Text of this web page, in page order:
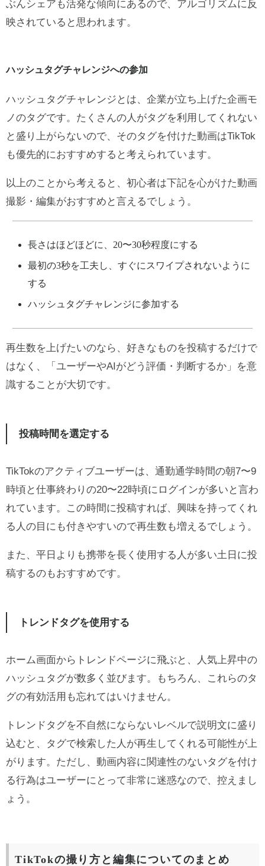
ぶんシェアも活発な傾向にあるので、アルゴリズムに反
映されていると思われます。
ハッシュタグチャレンジへの参加
ハッシュタグチャレンジとは、企業が立ち上げた企画モ
ノのタグです。たくさんの人がタグを利用してくれない
と盛り上がらないので、そのタグを付けた動画はTikTok
も優先的におすすめすると考えられています。
以上のことから考えると、初心者は下記を心がけた動画
撮影・編集がおすすめと言えるでしょう。
長さはほどほどに、20〜30秒程度にする
最初の3秒を工夫し、すぐにスワイプされないように
する
ハッシュタグチャレンジに参加する
再生数を上げたいのなら、好きなものを投稿するだけで
はなく、「ユーザーやAIがどう評価・判断するか」を意
識することが大切です。
投稿時間を選定する
TikTokのアクティブユーザーは、通勤通学時間の朝7〜9
時頃と仕事終わりの20〜22時頃にログインが多いと言わ
れています。この時間に投稿すれば、興味を持ってくれ
る人の目にも付きやすいので再生数も増えるでしょう。
また、平日よりも携帯を長く使用する人が多い土日に投
稿するのもおすすめです。
トレンドタグを使用する
ホーム画面からトレンドページに飛ぶと、人気上昇中の
ハッシュタグが数多く並びます。もちろん、これらのタ
グの有効活用も忘れてはいけません。
トレンドタグを不自然にならないレベルで説明文に盛り
込むと、タグで検索した人が再生してくれる可能性が上
がります。ただし、動画内容に関連性のないタグを付け
る行為はユーザーにとって非常に迷惑なので、控えまし
ょう。
TikTokの撮り方と編集についてのまとめ